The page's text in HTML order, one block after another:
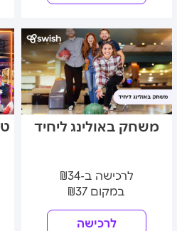
משחק באולינג ליחיד
לרכישה ב-₪34
במקום ₪37
לרכישה